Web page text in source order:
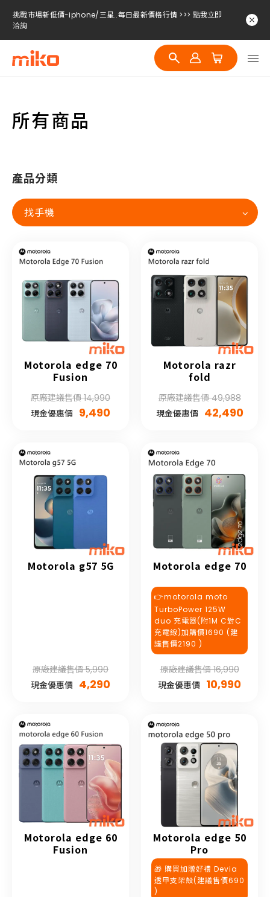
挑戰市場新低價-iphone/三星..每日最新價格行情 >>> 點我立即
洽詢
挑戰市場新低價-iphone/三星..每日最新價格行情 >>> 點我立即
洽詢
挑戰市場新低價-iphone/三星..每日最新價格行情 >>> 點我立即
所有商品
產品分類
找手機
Motorola edge 70
Fusion
原廠建議售價 14,990
現金優惠價 9,490
Motorola razr
fold
原廠建議售價 49,988
現金優惠價 42,490
Motorola g57 5G
原廠建議售價 5,990
現金優惠價 4,290
Motorola edge 70
👉motorola moto
TurboPower 125W
duo 充電器(附1M C對C
充電線)加購價1690 (建
議售價2190 )
原廠建議售價 16,990
現金優惠價 10,990
Motorola edge 60
Fusion
Motorola edge 50
Pro
🎁 購買加贈好禮 Devia
透甲支架殼(建議售價690
)